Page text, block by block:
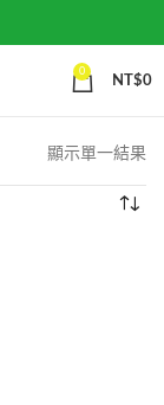
0
NT$0
顯示單一結果